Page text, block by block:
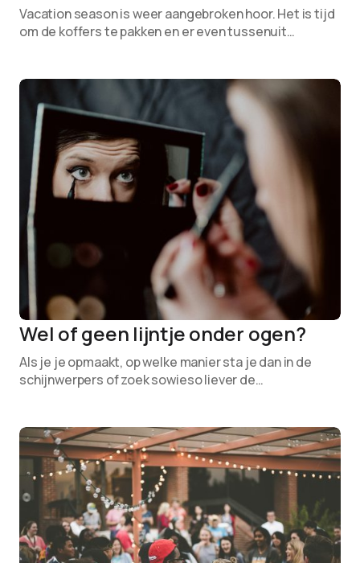
Vacation season is weer aangebroken hoor. Het is tijd
om de koffers te pakken en er even tussenuit…
Wel of geen lijntje onder ogen?
Als je je opmaakt, op welke manier sta je dan in de
schijnwerpers of zoek sowieso liever de…